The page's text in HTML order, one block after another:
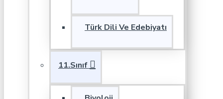
Türk Dili Ve Edebiyatı
11.Sınıf